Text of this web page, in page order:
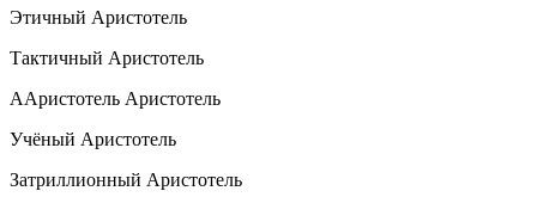
Этичный Аристотель
Тактичный Аристотель
ААристотель Аристотель
Учёный Аристотель
Затриллионный Аристотель